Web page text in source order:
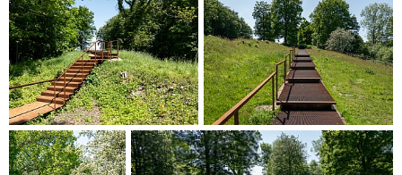
Erholungseinrichtungen und Gemeinschaftseinrichtungen
wie Spielplätzen und Festplätzen, die von der örtlichen
Bevölkerung das ganze Jahr über genutzt werden können.